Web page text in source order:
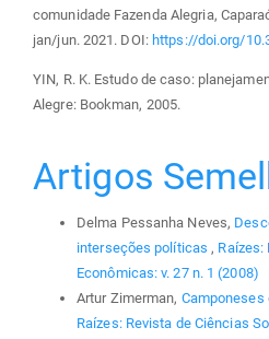
comunidade Fazenda Alegria,
jan/jun. 2021. DOI: https://doi.org/
YIN, R. K. Estudo de caso:
Alegre: Bookman, 2005.
Artigos
Delma Pessanha Neves,
interseções políticas , Raízes:
Econômicas: v. 27 n. 1 (2008)
Artur Zimerman, Camponeses
Raízes: Revista de Ciências